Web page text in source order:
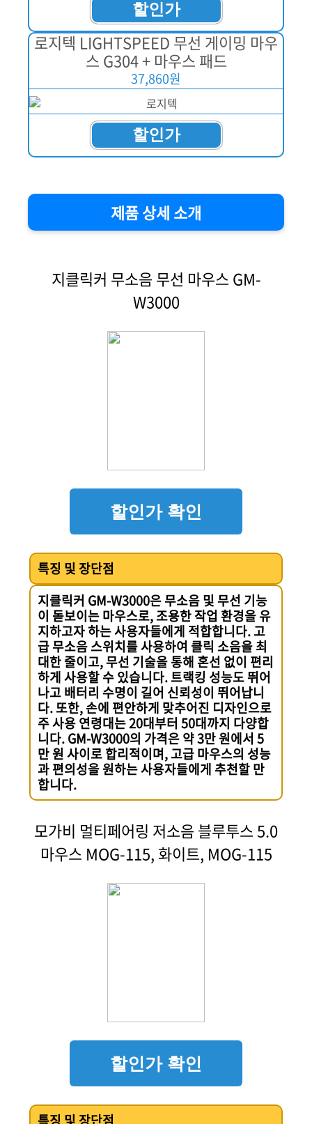
할인가
로지텍 LIGHTSPEED 무선 게이밍 마우
스 G304 + 마우스 패드
37,860원
할인가
제품 상세 소개
지클릭커 무소음 무선 마우스 GM-
W3000
할인가 확인
특징 및 장단점
지클릭커 GM-W3000은 무소음 및 무선 기능
이 돋보이는 마우스로, 조용한 작업 환경을 유
지하고자 하는 사용자들에게 적합합니다. 고
급 무소음 스위치를 사용하여 클릭 소음을 최
대한 줄이고, 무선 기술을 통해 혼선 없이 편리
하게 사용할 수 있습니다. 트랙킹 성능도 뛰어
나고 배터리 수명이 길어 신뢰성이 뛰어납니
다. 또한, 손에 편안하게 맞추어진 디자인으로
주 사용 연령대는 20대부터 50대까지 다양합
니다. GM-W3000의 가격은 약 3만 원에서 5
만 원 사이로 합리적이며, 고급 마우스의 성능
과 편의성을 원하는 사용자들에게 추천할 만
합니다.
모가비 멀티페어링 저소음 블루투스 5.0
마우스 MOG-115, 화이트, MOG-115
할인가 확인
특징 및 장단점